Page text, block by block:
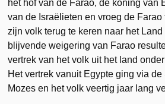
het hof van de Farao, de koning van
van de Israëlieten en vroeg de
zijn volk terug te keren naar het
blijvende weigering van Farao
vertrek van het volk uit het land
Het vertrek vanuit Egypte ging via
Mozes en het volk veertig jaar lang